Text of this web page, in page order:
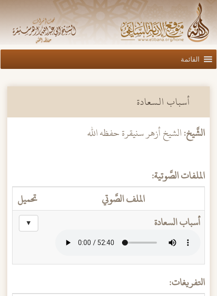
القائمة
أسباب السعادة
الشَّيخ:الشيخ أزهر سنيقرة حفظه الله
الملفات الصَّوتية:
الملف الصَّوتي
تحميل
أسباب السعادة
▼
التفريغات: